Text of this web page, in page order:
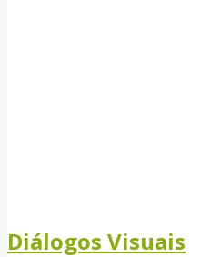
Diálogos Visuais